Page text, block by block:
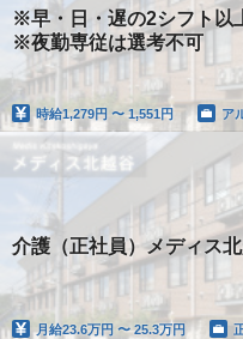
※早・日・遅の2シフト
※夜勤専従は選考不可
時給1,279円 〜 1,551円 ア
介護（正社員）メディス
月給23.6万円 〜 25.3万円